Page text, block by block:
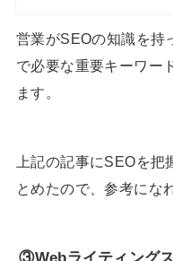
営業がSEOの知識を持
で必要な重要キーワー
ます。
上記の記事にSEOを
とめたので、参考にな